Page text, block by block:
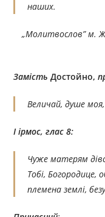
наших.
„Молитвослов”м.
ЗамістьДостойно,
Величай, душе
І ірмос, глас 8:
Чуже матерям
Тобі, Богородице,
племена землі,